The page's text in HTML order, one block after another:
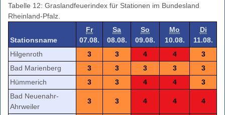
Tabelle 12: Graslandfeuerindex für Stationen im Bundesland
Rheinland-Pfalz.
Stationsname
Fr
07.08.
Sa
08.08.
So
09.08.
Mo
10.08.
Di
11.08.
Hilgenroth
3 3 4 4
3
Bad Marienberg
3 3 3 3
3
Hümmerich
3 3 4 4
3
Bad Neuenahr-
Ahrweiler
3 3 4 4 4